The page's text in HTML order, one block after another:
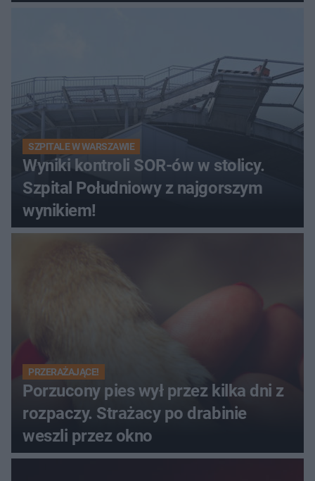
SZPITALE W WARSZAWIE
Wyniki kontroli SOR-ów w stolicy.
Szpital Południowy z najgorszym
wynikiem!
PRZERAŻAJĄCE!
Porzucony pies wył przez kilka dni z
rozpaczy. Strażacy po drabinie
weszli przez okno